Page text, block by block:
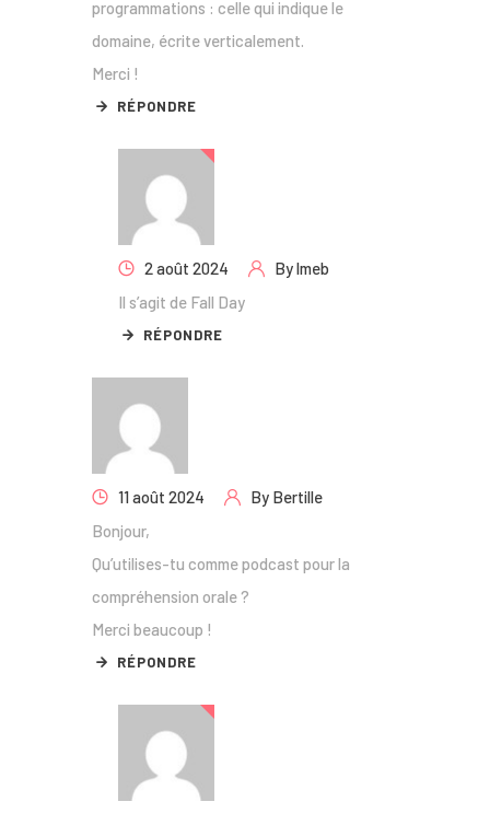
programmations : celle qui indique le
domaine, écrite verticalement.
Merci !
RÉPONDRE
2 août 2024 Bylmeb
Il s’agit de Fall Day
RÉPONDRE
11 août 2024 By Bertille
Bonjour,
Qu’utilises-tu comme podcast pour la
compréhension orale ?
Merci beaucoup !
RÉPONDRE